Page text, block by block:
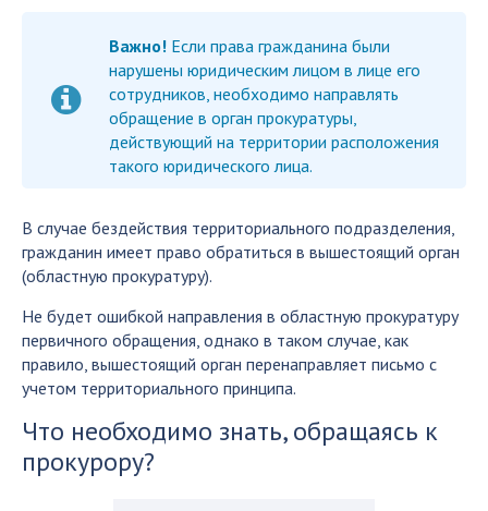
Важно! Если права гражданина были
нарушены юридическим лицом в лице его
сотрудников, необходимо направлять
обращение в орган прокуратуры,
действующий на территории расположения
такого юридического лица.
В случае бездействия территориального подразделения,
гражданин имеет право обратиться в вышестоящий орган
(областную прокуратуру).
Не будет ошибкой направления в областную прокуратуру
первичного обращения, однако в таком случае, как
правило, вышестоящий орган перенаправляет письмо с
учетом территориального принципа.
Что необходимо знать, обращаясь к
прокурору?